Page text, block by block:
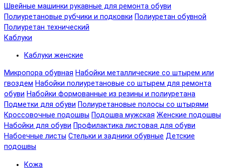
Швейные машинки рукавные для ремонта обуви
Полиуретановые рубчики и подковки Полиуретан обувной
Полиуретан технический
Каблуки
Каблуки женские
Микропора обувная Набойки металлические со штырем или
гвоздем Набойки полиуретановые со штырем для ремонта
обуви Набойки формованные из резины и полиуретана
Подметки для обуви Полиуретановые полосы со штырями
Кроссовочные подошвы Подошва мужская Женские подошвы
Набойки для обуви Профилактика листовая для обуви
Набоечные листы Стельки и задники обувные Детские
подошвы
Кожа